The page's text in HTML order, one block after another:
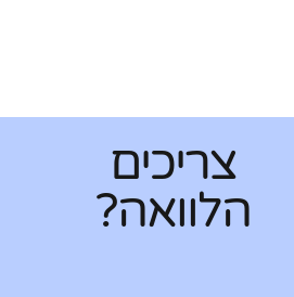
צריכים
הלוואה?